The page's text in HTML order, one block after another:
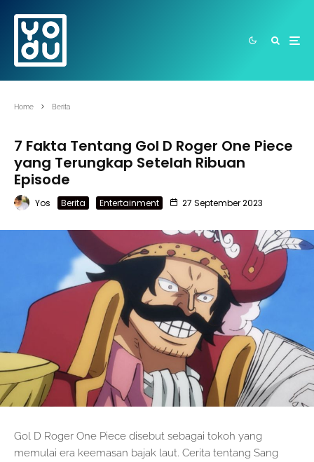
Home Berita
7 Fakta Tentang Gol D Roger One Piece
yang Terungkap Setelah Ribuan
Episode
Yos Berita Entertainment 27 September 2023
Gol D Roger One Piece disebut sebagai tokoh yang
memulai era keemasan bajak laut. Cerita tentang Sang